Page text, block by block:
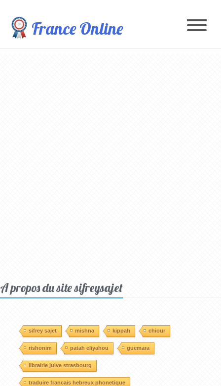
France Online
A propos du site sifreysajet
sifrey sajet mishna kippah chiour
rishonim patah eliyahou guemara
librairie juive strasbourg
traduire francais hebreux phonetique